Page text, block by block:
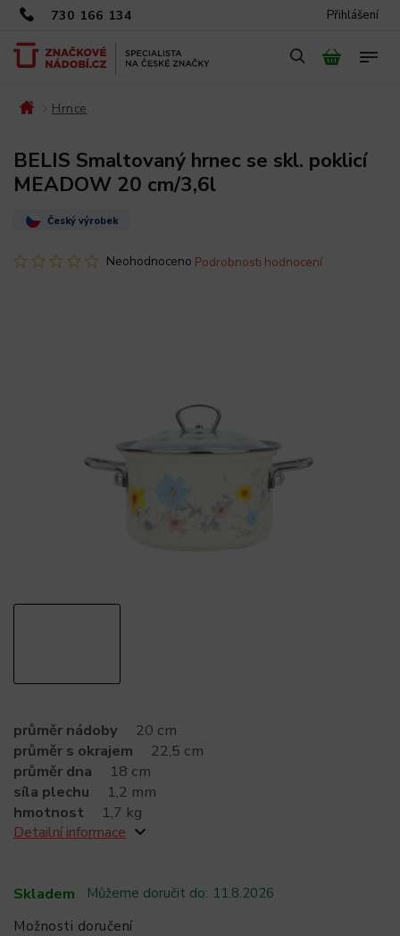
730 166 134 Přihlášení
Hrnce
BELIS Smaltovaný hrnec se skl. poklicí
MEADOW 20 cm/3,6l
Český výrobek
Neohodnoceno Podrobnosti hodnocení
Skladem Můžeme doručit do: 11.8.2026
Možnosti doručení
průměr nádoby
20 cm
průměr s okrajem
22,5 cm
průměr dna
18 cm
síla plechu
1,2 mm
hmotnost
1,7 kg
Detailní informace